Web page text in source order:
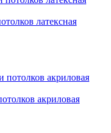
латексная
акриловая